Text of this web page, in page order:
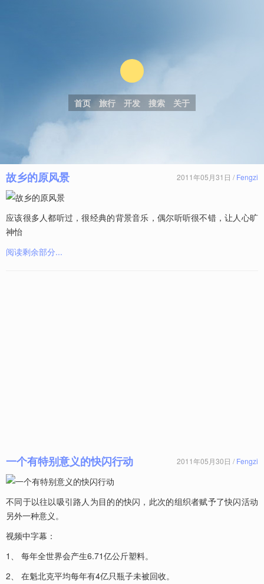
首页 旅行 开发 搜索 关于
故乡的原风景 2011年05月31日 / Fengzi
应该很多人都听过，很经典的背景音乐，偶尔听听很不错，让人心旷
神怡
阅读剩余部分...
一个有特别意义的快闪行动 2011年05月30日 / Fengzi
不同于以往以吸引路人为目的的快闪，此次的组织者赋予了快闪活动
另外一种意义。
视频中字幕：
1、 每年全世界会产生6.71亿公斤塑料。
2、 在魁北克平均每年有4亿只瓶子未被回收。